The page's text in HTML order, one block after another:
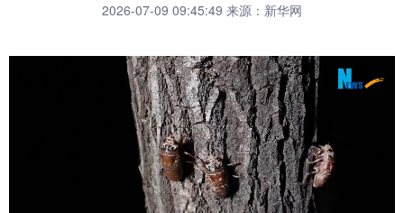
财经 网评
台湾 思客智库 全球连线 教育
科创 量子 体育
书画 健康
视频 图片 政务
中央文件 金融
2026-07-09 09:45:49 来源：新华网